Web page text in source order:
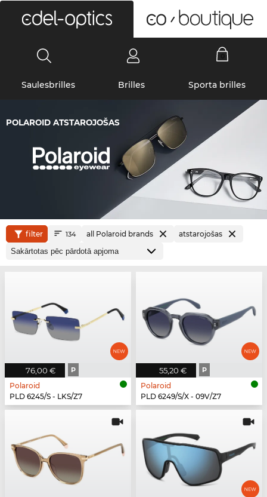
Saulesbrilles Brilles Sporta brilles
POLAROID ATSTAROJOŠAS
filter 134 all Polaroid brands atstarojošas
76,00 € P
Polaroid
PLD 6245/S - LKS/Z7
55,20 € P
Polaroid
PLD 6249/S/X - 09V/Z7